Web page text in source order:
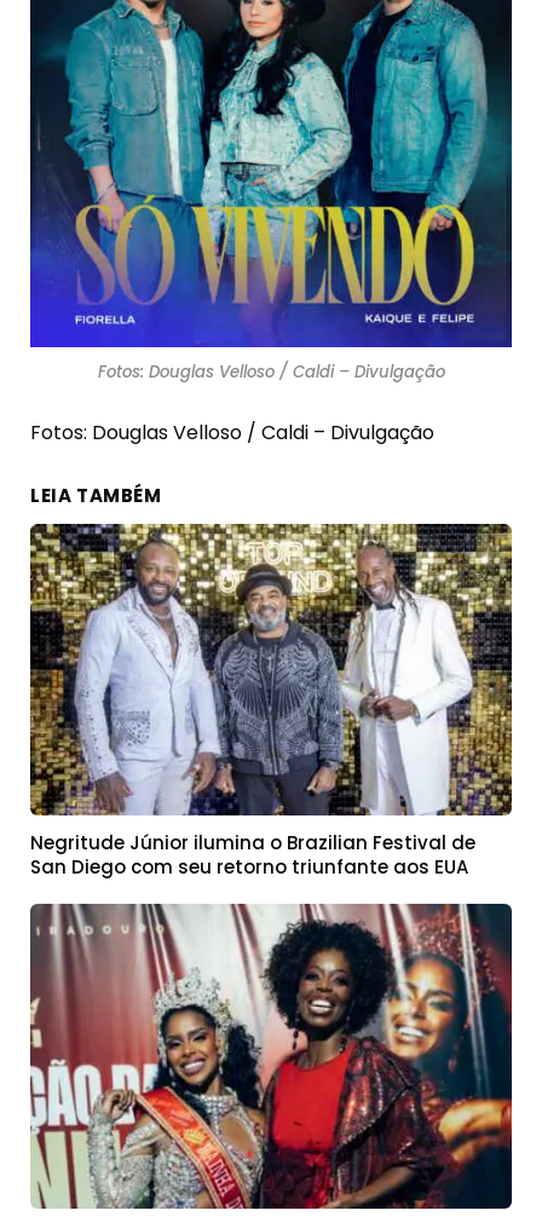
Fotos: Douglas Velloso / Caldi – Divulgação
Fotos: Douglas Velloso / Caldi – Divulgação
LEIA TAMBÉM
Negritude Júnior ilumina o Brazilian Festival de
San Diego com seu retorno triunfante aos EUA